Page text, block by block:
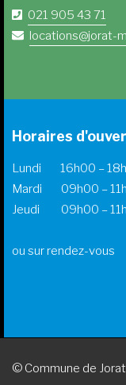
021 905 43 71
locations@jorat-
Horaires
Lundi 16h00 –
Mardi 09h00 –
Jeudi 09h00 –
ou sur rendez-vous
© Commune de